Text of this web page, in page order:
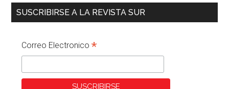
SUSCRIBIRSE A LA REVISTA SUR
Correo Electronico*